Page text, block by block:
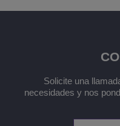
Solicite una
necesidades y nos